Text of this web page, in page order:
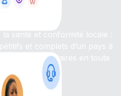
santé et conformité locale :
et complets d’un pays à
réglementaires en toute